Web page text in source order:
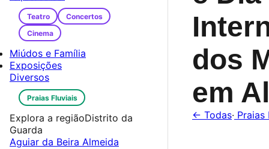
dos
em
← Todas· Praias
Teatro
Concertos
Cinema
Miúdos e Família
Exposições
Diversos
Praias Fluviais
Explora a regiãoDistrito da
Guarda
Aguiar da Beira Almeida